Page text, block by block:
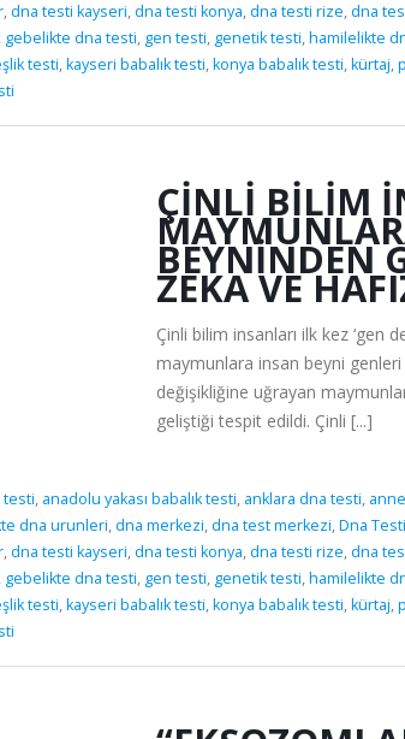
,dna testi kayseri,dna testi konya,dna testi rize,dna
, gebelikte dna testi, gen testi, genetik testi,hamilelikte
testi,kayseri babalık testi,konya babalık testi,kürtaj,
ÇINLI BILIM
BEYNINDEN
ZEKA VE
Çinli bilim insanları ilk kez ‘gen
maymunlara insan beyni genleri
değişikliğine uğrayan
geliştiği tespit edildi. Çinli [...]
testi, anadolu yakası babalık testi, anklara dna testi,
dna urunleri,dna merkezi,dna test merkezi,Dna Testi
,dna testi kayseri,dna testi konya,dna testi rize,dna
, gebelikte dna testi, gen testi, genetik testi,hamilelikte
testi,kayseri babalık testi,konya babalık testi,kürtaj,